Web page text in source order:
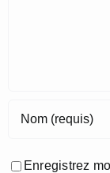
Enregistrez